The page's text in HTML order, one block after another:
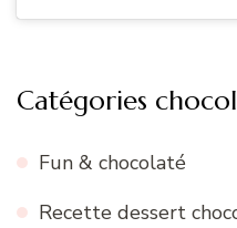
Catégories
Fun & chocolaté
Recette dessert